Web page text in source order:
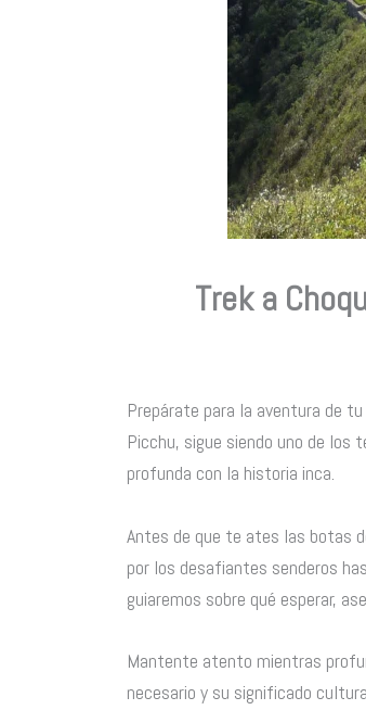
Trek a
Prepárate para la aventura de
Picchu, sigue siendo uno de
profunda con la historia inca.
Antes de que te ates las botas
por los desafiantes senderos
guiaremos sobre qué esperar,
Mantente atento mientras
necesario y su significado